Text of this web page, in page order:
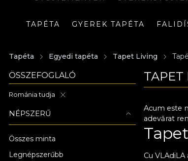
TAPÉTA GYEREK TAPÉTA
Tapéta Egyedi tapéta Tapet Living
ÖSSZEFOGLALÓ
Románia tudja
NÉPSZERŰ
Összes minta
Legnépszerűbb
TAPET
Acum este
adevărat
Cu